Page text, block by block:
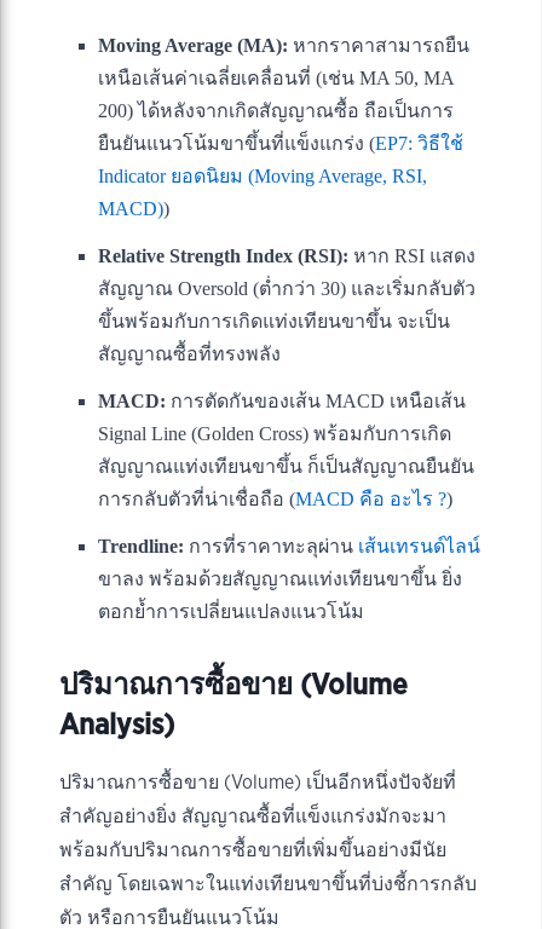
Moving Average (MA): หากราคาสามารถยืน
เหนือเส้นค่าเฉลี่ยเคลื่อนที่ (เช่น MA 50, MA
200) ได้หลังจากเกิดสัญญาณซื้อ ถือเป็นการ
ยืนยันแนวโน้มขาขึ้นที่แข็งแกร่ง (EP7: วิธีใช้
Indicator ยอดนิยม (Moving Average, RSI,
MACD))
Relative Strength Index (RSI): หาก RSI แสดง
สัญญาณ Oversold (ต่ำกว่า 30) และเริ่มกลับตัว
ขึ้นพร้อมกับการเกิดแท่งเทียนขาขึ้น จะเป็น
สัญญาณซื้อที่ทรงพลัง
MACD: การตัดกันของเส้น MACD เหนือเส้น
Signal Line (Golden Cross) พร้อมกับการเกิด
สัญญาณแท่งเทียนขาขึ้น ก็เป็นสัญญาณยืนยัน
การกลับตัวที่น่าเชื่อถือ (MACD คือ อะไร ?)
Trendline: การที่ราคาทะลุผ่าน เส้นเทรนด์ไลน์
ขาลง พร้อมด้วยสัญญาณแท่งเทียนขาขึ้น ยิ่ง
ตอกย้ำการเปลี่ยนแปลงแนวโน้ม
ปริมาณการซื้อขาย (Volume
Analysis)
ปริมาณการซื้อขาย (Volume) เป็นอีกหนึ่งปัจจัยที่
สำคัญอย่างยิ่ง สัญญาณซื้อที่แข็งแกร่งมักจะมา
พร้อมกับปริมาณการซื้อขายที่เพิ่มขึ้นอย่างมีนัย
สำคัญ โดยเฉพาะในแท่งเทียนขาขึ้นที่บ่งชี้การกลับ
ตัว หรือการยืนยันแนวโน้ม